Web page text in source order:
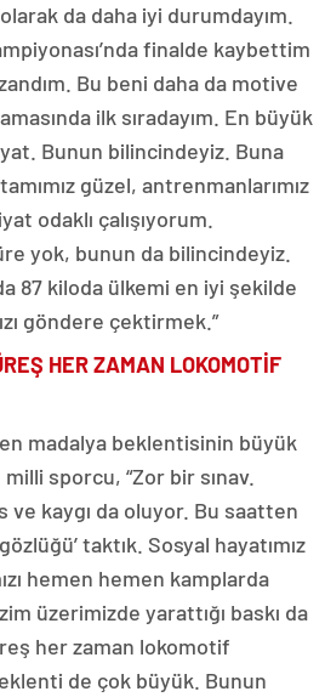
da daha iyi durumdayım.
finalde kaybettim
Bu beni daha da motive
ilk sıradayım. En büyük
Bunun bilincindeyiz. Buna
güzel, antrenmanlarımız
odaklı çalışıyorum.
yok, bunun da bilincindeyiz.
87 kiloda ülkemi en iyi şekilde
göndere çektirmek.”
HER ZAMAN LOKOMOTİF
madalya beklentisinin büyük
sporcu, “Zor bir sınav.
kaygı da oluyor. Bu saatten
taktık. Sosyal hayatımız
hemen hemen kamplarda
üzerimizde yarattığı baskı da
her zaman lokomotif
de çok büyük. Bunun